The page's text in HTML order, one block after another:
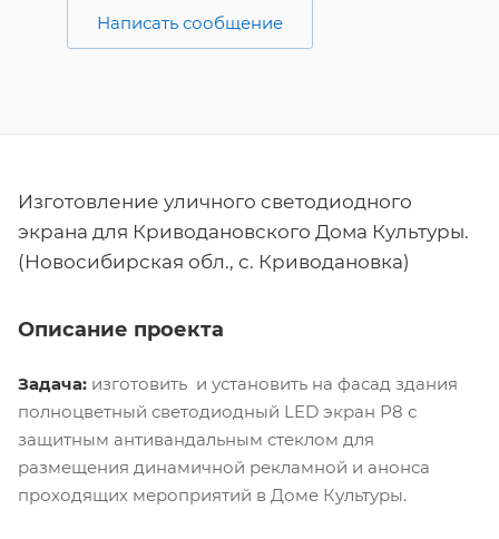
Написать сообщение
Изготовление уличного светодиодного
экрана для Криводановского Дома Культуры.
(Новосибирская обл., с. Криводановка)
Описание проекта
Задача: изготовить и установить на фасад здания
полноцветный светодиодный LED экран Р8 с
защитным антивандальным стеклом для
размещения динамичной рекламной и анонса
проходящих мероприятий в Доме Культуры.